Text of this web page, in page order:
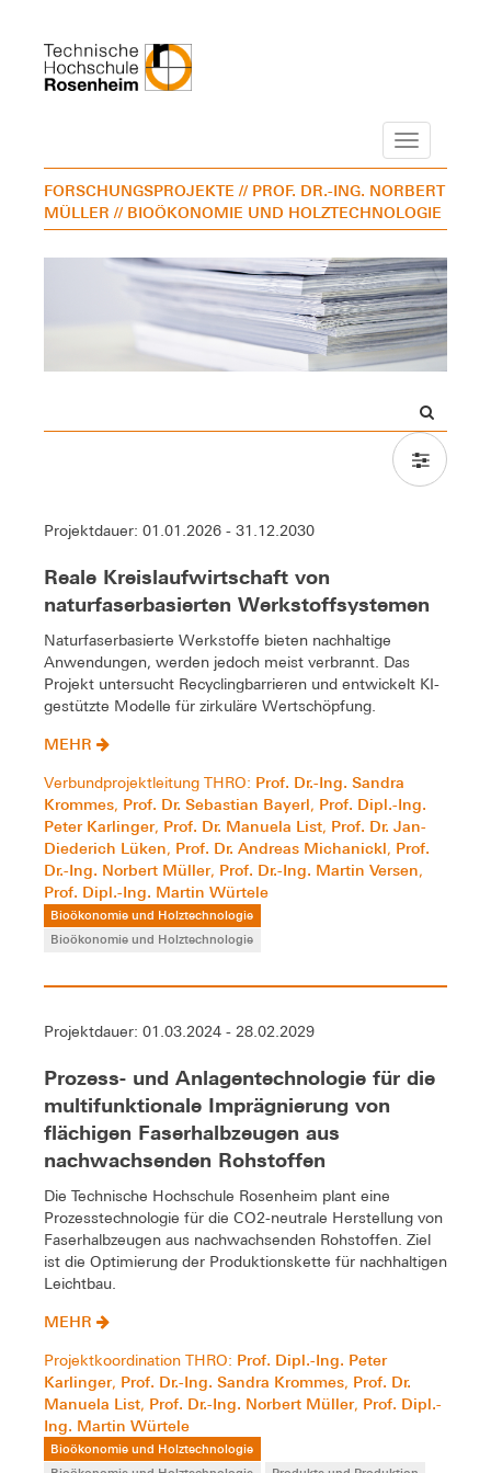
Navigation
FORSCHUNGSPROJEKTE // PROF. DR.-ING. NORBERT
MÜLLER // BIOÖKONOMIE UND HOLZTECHNOLOGIE
Projektdauer: 01.01.2026 - 31.12.2030
Reale Kreislaufwirtschaft von
naturfaserbasierten Werkstoffsystemen
Naturfaserbasierte Werkstoffe bieten nachhaltige
Anwendungen, werden jedoch meist verbrannt. Das
Projekt untersucht Recyclingbarrieren und entwickelt KI-
gestützte Modelle für zirkuläre Wertschöpfung.
MEHR
Verbundprojektleitung THRO: Prof. Dr.-Ing. Sandra
Krommes, Prof. Dr. Sebastian Bayerl, Prof. Dipl.-Ing.
Peter Karlinger, Prof. Dr. Manuela List, Prof. Dr. Jan-
Diederich Lüken, Prof. Dr. Andreas Michanickl, Prof.
Dr.-Ing. Norbert Müller, Prof. Dr.-Ing. Martin Versen,
Prof. Dipl.-Ing. Martin Würtele
Bioökonomie und Holztechnologie
Bioökonomie und Holztechnologie
Projektdauer: 01.03.2024 - 28.02.2029
Prozess- und Anlagentechnologie für die
multifunktionale Imprägnierung von
flächigen Faserhalbzeugen aus
nachwachsenden Rohstoffen
Die Technische Hochschule Rosenheim plant eine
Prozesstechnologie für die CO2-neutrale Herstellung von
Faserhalbzeugen aus nachwachsenden Rohstoffen. Ziel
ist die Optimierung der Produktionskette für nachhaltigen
Leichtbau.
MEHR
Projektkoordination THRO: Prof. Dipl.-Ing. Peter
Karlinger, Prof. Dr.-Ing. Sandra Krommes, Prof. Dr.
Manuela List, Prof. Dr.-Ing. Norbert Müller, Prof. Dipl.-
Ing. Martin Würtele
Bioökonomie und Holztechnologie